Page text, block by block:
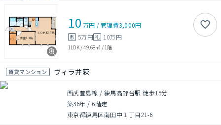
10 万円 /管理費3,000円
敷 5万円礼 10万円
1LDK/49.68㎡ / 1階
賃貸マンション ヴィラ井荻
西武豊島線 / 練馬高野台駅 徒歩15分
築36年 / 6階建
東京都練馬区南田中１丁目21-6